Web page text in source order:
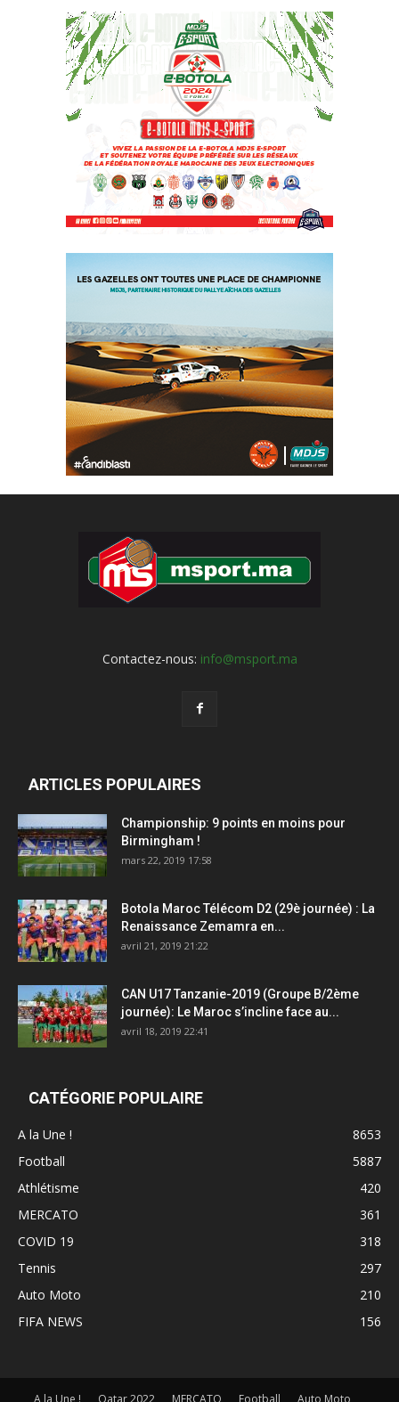
Contactez-nous: info@msport.ma
ARTICLES POPULAIRES
Championship: 9 points en moins pour
Birmingham !
mars 22, 2019 17:58
Botola Maroc Télécom D2 (29è journée) : La
Renaissance Zemamra en...
avril 21, 2019 21:22
CAN U17 Tanzanie-2019 (Groupe B/2ème
journée): Le Maroc s’incline face au...
avril 18, 2019 22:41
CATÉGORIE POPULAIRE
A la Une !
8653
Football
5887
Athlétisme
420
MERCATO
361
COVID 19
318
Tennis
297
Auto Moto
210
FIFA NEWS
156
A la Une ! Qatar 2022 MERCATO Football Auto Moto